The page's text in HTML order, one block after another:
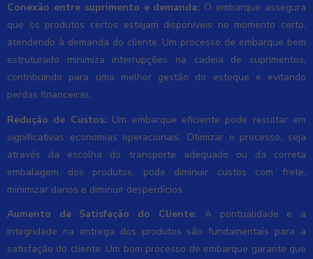
Conexão entre suprimento e demanda: O embarque assegura
que os produtos certos estejam disponíveis no momento certo,
atendendo à demanda do cliente. Um processo de embarque bem
estruturado minimiza interrupções na cadeia de suprimentos,
contribuindo para uma melhor gestão do estoque e evitando
perdas financeiras.
Redução de Custos: Um embarque eficiente pode resultar em
significativas economias operacionais. Otimizar o processo, seja
através da escolha do transporte adequado ou da correta
embalagem dos produtos, pode diminuir custos com frete,
minimizar danos e diminuir desperdícios.
Aumento da Satisfação do Cliente: A pontualidade e a
integridade na entrega dos produtos são fundamentais para a
satisfação do cliente. Um bom processo de embarque garante que